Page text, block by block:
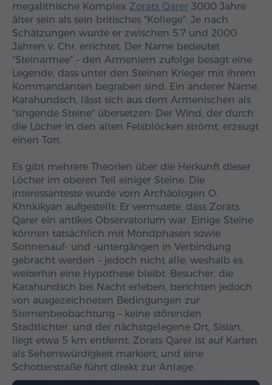
megalithische Komplex Zorats Qarer 3000 Jahre
älter sein als sein britisches "Kollege". Je nach
Schätzungen wurde er zwischen 5.7 und 2000
Jahren v. Chr. errichtet. Der Name bedeutet
"Steinarmee" – den Armeniern zufolge besagt eine
Legende, dass unter den Steinen Krieger mit ihrem
Kommandanten begraben sind. Ein anderer Name,
Karahundsch, lässt sich aus dem Armenischen als
"singende Steine" übersetzen: Der Wind, der durch
die Löcher in den alten Felsblöcken strömt, erzeugt
einen Ton.
Es gibt mehrere Theorien über die Herkunft dieser
Löcher im oberen Teil einiger Steine. Die
interessanteste wurde vom Archäologen O.
Khnkikyan aufgestellt: Er vermutete, dass Zorats
Qarer ein antikes Observatorium war. Einige Steine
können tatsächlich mit Mondphasen sowie
Sonnenauf- und -untergängen in Verbindung
gebracht werden – jedoch nicht alle, weshalb es
weiterhin eine Hypothese bleibt. Besucher, die
Karahundsch bei Nacht erleben, berichten jedoch
von ausgezeichneten Bedingungen zur
Sternenbeobachtung – keine störenden
Stadtlichter, und der nächstgelegene Ort, Sisian,
liegt etwa 5 km entfernt. Zorats Qarer ist auf Karten
als Sehenswürdigkeit markiert, und eine
Schotterstraße führt direkt zur Anlage.